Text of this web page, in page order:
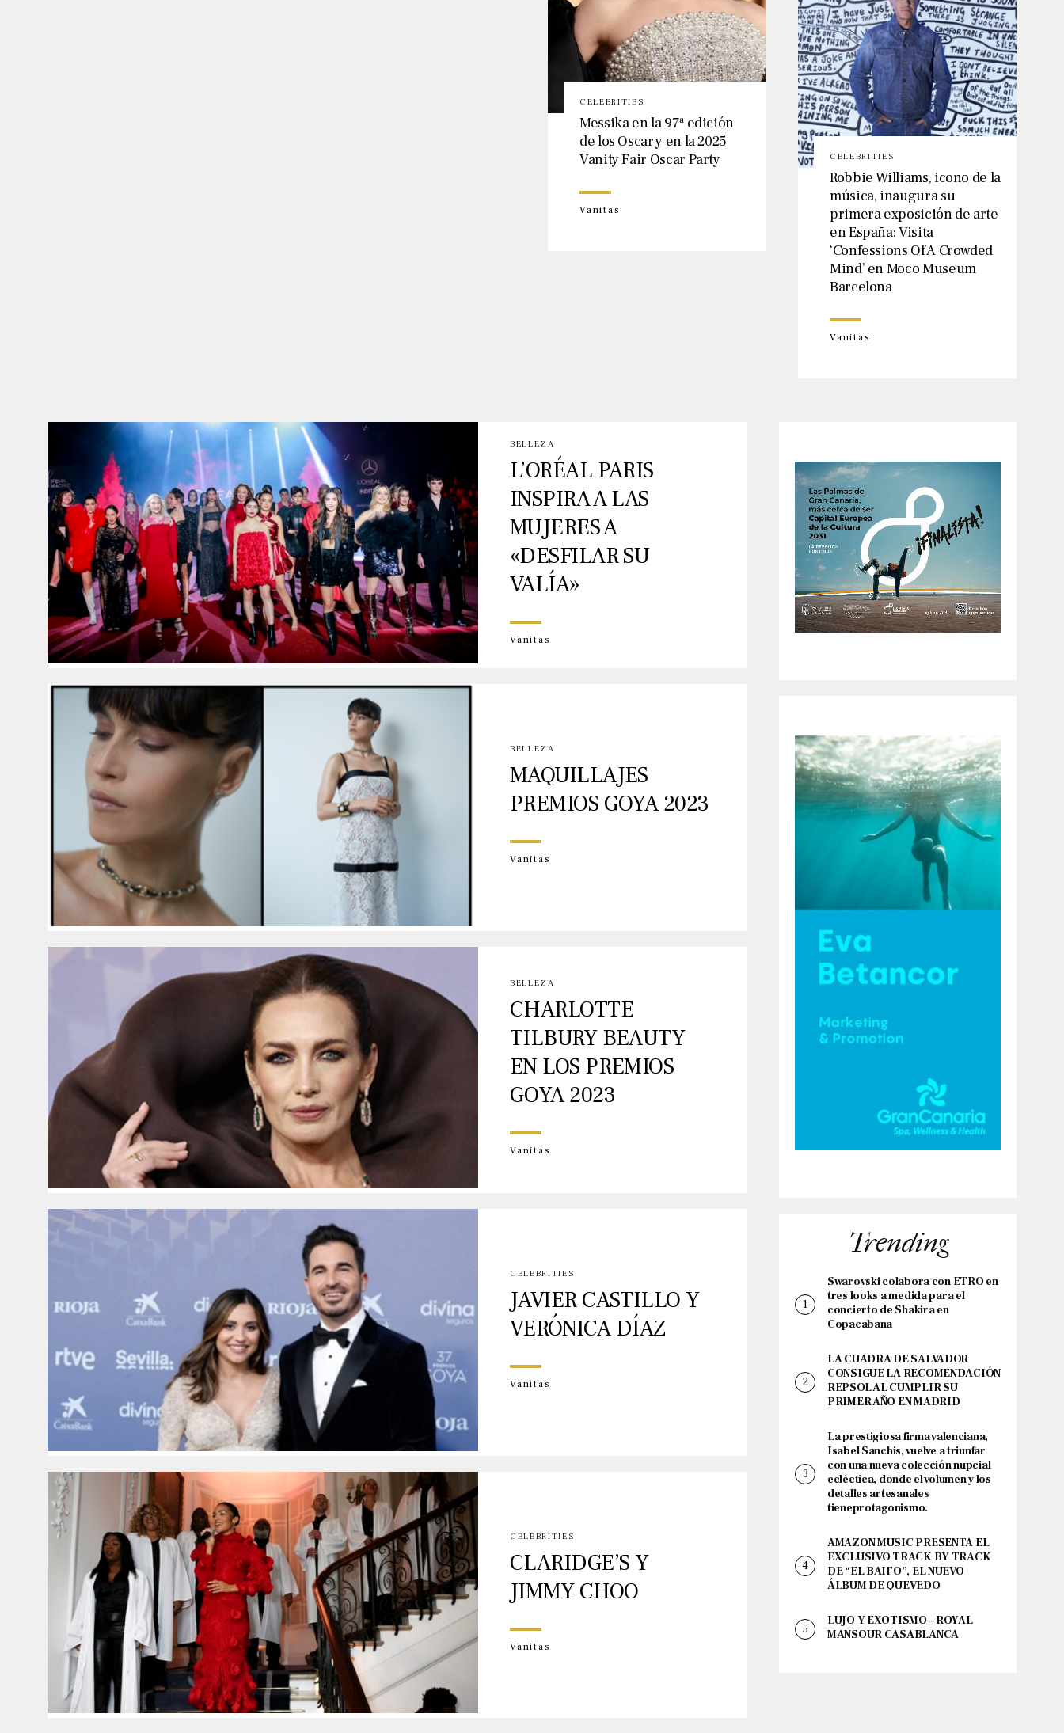
CELEBRITIES
Messika en la 97ª edición
de los Oscar y en la 2025
Vanity Fair Oscar Party
Vanitas
CELEBRITIES
Robbie Williams, icono de la
música, inaugura su
primera exposición de arte
en España: Visita
‘Confessions Of A Crowded
Mind’ en Moco Museum
Barcelona
Vanitas
BELLEZA
L’ORÉAL PARIS
INSPIRA A LAS
MUJERES A
«DESFILAR SU
VALÍA»
Vanitas
BELLEZA
MAQUILLAJES
PREMIOS GOYA 2023
Vanitas
BELLEZA
CHARLOTTE
TILBURY BEAUTY
EN LOS PREMIOS
GOYA 2023
Vanitas
CELEBRITIES
JAVIER CASTILLO Y
VERÓNICA DÍAZ
Vanitas
CELEBRITIES
CLARIDGE’S Y
JIMMY CHOO
Vanitas
Trending
Swarovski colabora con ETRO en
tres looks a medida para el
concierto de Shakira en
Copacabana
LA CUADRA DE SALVADOR
CONSIGUE LA RECOMENDACIÓN
REPSOL AL CUMPLIR SU
PRIMER AÑO EN MADRID
La prestigiosa firma valenciana,
Isabel Sanchis, vuelve a triunfar
con una nueva colección nupcial
ecléctica, donde el volumen y los
detalles artesanales
tieneprotagonismo.
AMAZON MUSIC PRESENTA EL
EXCLUSIVO TRACK BY TRACK
DE “EL BAIFO”, EL NUEVO
ÁLBUM DE QUEVEDO
LUJO Y EXOTISMO – ROYAL
MANSOUR CASABLANCA